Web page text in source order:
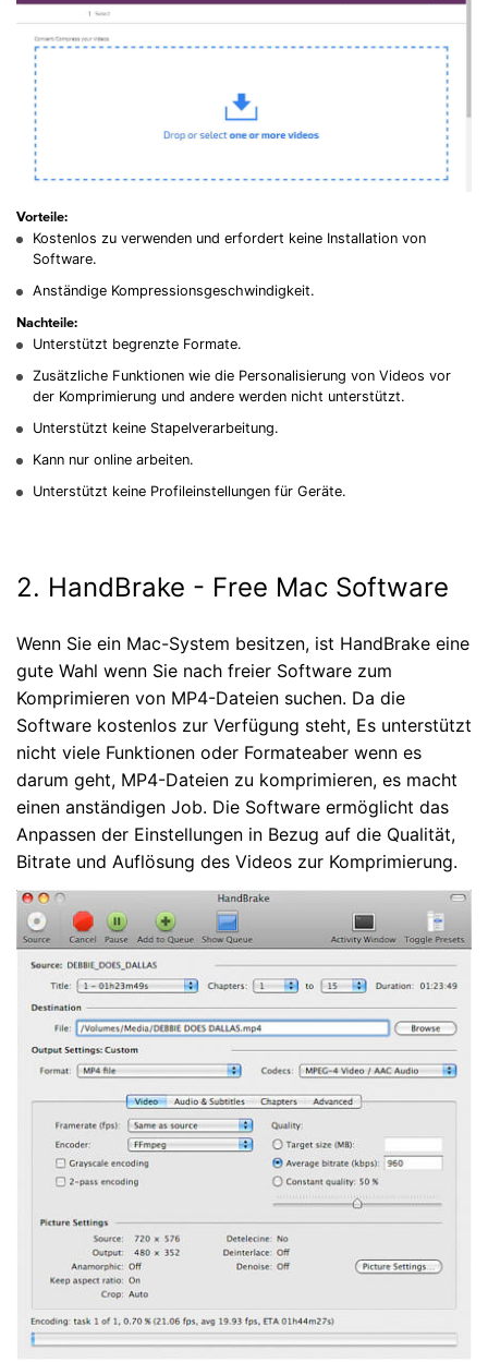
Vorteile:
Kostenlos zu verwenden und erfordert keine Installation von
Software.
Anständige Kompressionsgeschwindigkeit.
Nachteile:
Unterstützt begrenzte Formate.
Zusätzliche Funktionen wie die Personalisierung von Videos vor
der Komprimierung und andere werden nicht unterstützt.
Unterstützt keine Stapelverarbeitung.
Kann nur online arbeiten.
Unterstützt keine Profileinstellungen für Geräte.
2. HandBrake - Free Mac Software
Wenn Sie ein Mac-System besitzen, ist HandBrake eine
gute Wahl wenn Sie nach freier Software zum
Komprimieren von MP4-Dateien suchen. Da die
Software kostenlos zur Verfügung steht, Es unterstützt
nicht viele Funktionen oder Formateaber wenn es
darum geht, MP4-Dateien zu komprimieren, es macht
einen anständigen Job. Die Software ermöglicht das
Anpassen der Einstellungen in Bezug auf die Qualität,
Bitrate und Auflösung des Videos zur Komprimierung.